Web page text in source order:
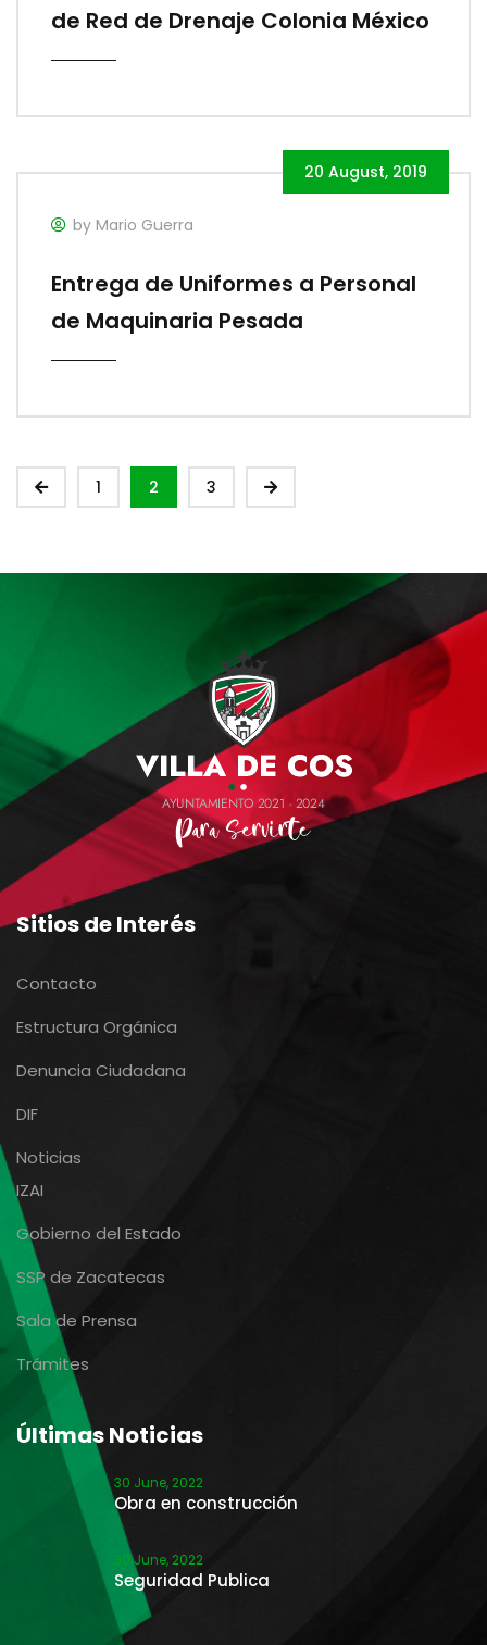
de Red de Drenaje Colonia México
20 August, 2019
by Mario Guerra
Entrega de Uniformes a Personal
de Maquinaria Pesada
1 2 3
Sitios de Interés
Contacto
Estructura Orgánica
Denuncia Ciudadana
DIF
Noticias
IZAI
Gobierno del Estado
SSP de Zacatecas
Sala de Prensa
Trámites
Últimas Noticias
30 June, 2022
Obra en construcción
30 June, 2022
Seguridad Publica